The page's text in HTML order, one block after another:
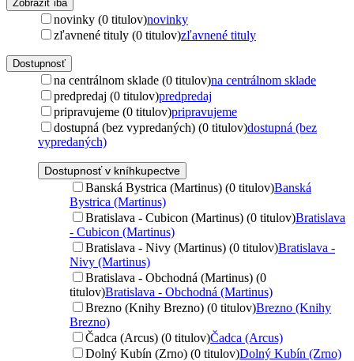
Zobraziť iba
novinky (0 titulov)novinky
zľavnené tituly (0 titulov)zľavnené tituly
Dostupnosť
na centrálnom sklade (0 titulov)na centrálnom sklade
predpredaj (0 titulov)predpredaj
pripravujeme (0 titulov)pripravujeme
dostupná (bez vypredaných) (0 titulov)dostupná (bez
vypredaných)
Dostupnosť v kníhkupectve
Banská Bystrica (Martinus) (0 titulov)Banská
Bystrica (Martinus)
Bratislava - Cubicon (Martinus) (0 titulov)Bratislava
- Cubicon (Martinus)
Bratislava - Nivy (Martinus) (0 titulov)Bratislava -
Nivy (Martinus)
Bratislava - Obchodná (Martinus) (0
titulov)Bratislava - Obchodná (Martinus)
Brezno (Knihy Brezno) (0 titulov)Brezno (Knihy
Brezno)
Čadca (Arcus) (0 titulov)Čadca (Arcus)
Dolný Kubín (Zrno) (0 titulov)Dolný Kubín (Zrno)